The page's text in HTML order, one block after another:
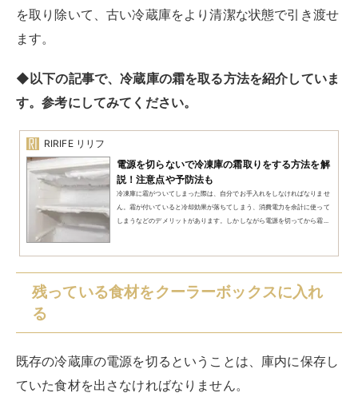
を取り除いて、古い冷蔵庫をより清潔な状態で引き渡せ
ます。
◆以下の記事で、冷蔵庫の霜を取る方法を紹介していま
す。参考にしてみてください。
RIRIFE リリフ
電源を切らないで冷凍庫の霜取りをする方法を解
説！注意点や予防法も
冷凍庫に霜がついてしまった際は、自分でお手入れをしなければなりませ
ん。霜が付いていると冷却効果が落ちてしまう、消費電力を余計に使って
しまうなどのデメリットがあります。しかしながら電源を切ってから霜...
残っている食材をクーラーボックスに入れ
る
既存の冷蔵庫の電源を切るということは、庫内に保存し
ていた食材を出さなければなりません。